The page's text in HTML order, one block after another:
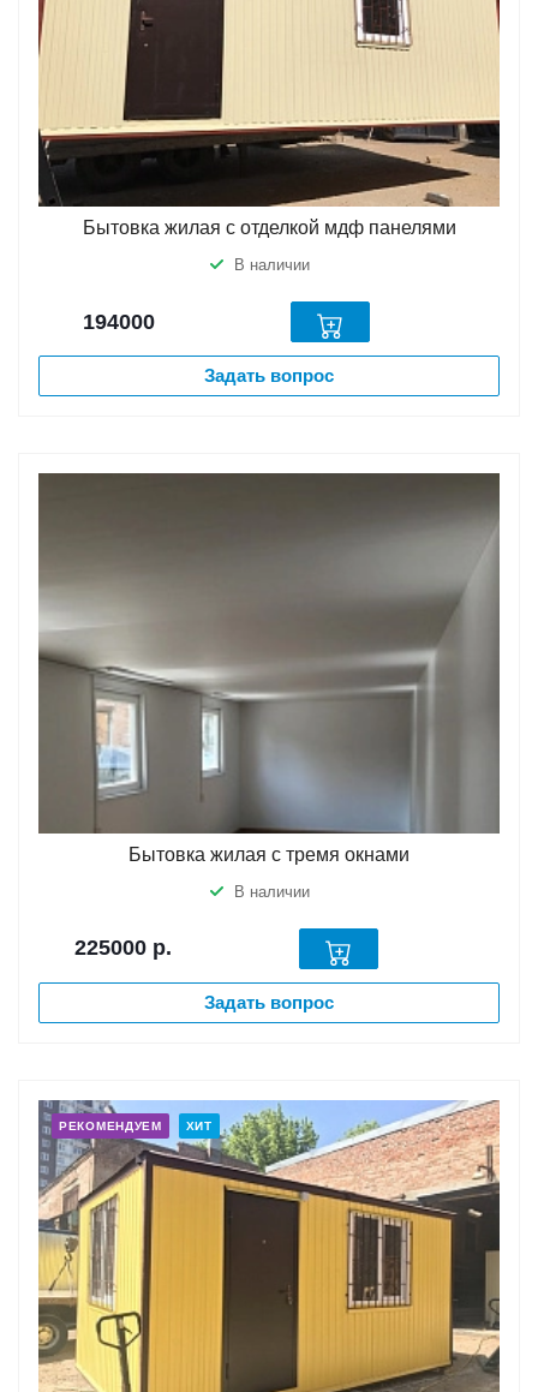
Бытовка жилая с отделкой мдф панелями
В наличии
194000
Задать вопрос
Бытовка жилая с тремя окнами
В наличии
225000 р.
Задать вопрос
РЕКОМЕНДУЕМ ХИТ